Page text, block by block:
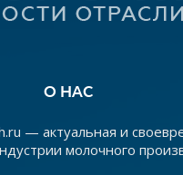
О НАС
— актуальная и
молочного